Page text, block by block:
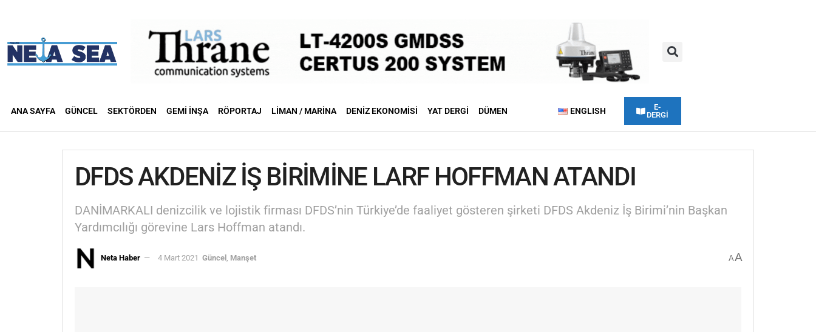
ANA SAYFA GÜNCEL SEKTÖRDEN GEMI İNŞA RÖPORTAJ LIMAN / MARINA DENIZ EKONOMISI YAT DERGI DÜMEN ENGLISH
E-
DERGİ
DFDS AKDENİZ İŞ BİRİMİNE LARF HOFFMAN ATANDI
DANİMARKALI denizcilik ve lojistik firması DFDS’nin Türkiye’de faaliyet gösteren şirketi DFDS Akdeniz İş Birimi’nin Başkan
Yardımcılığı görevine Lars Hoffman atandı.
Neta Haber 4 Mart 2021 Güncel Manşet AA